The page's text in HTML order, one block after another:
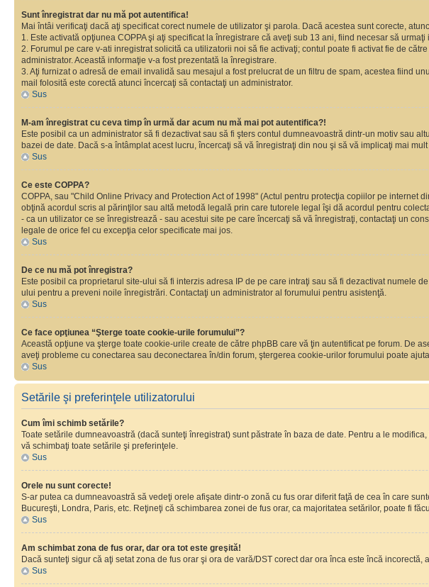
Sunt înregistrat dar nu mă pot autentifica!
Mai întâi verificaţi dacă aţi specificat corect numele de utilizator şi parola. Dacă acestea sunt corecte,
1. Este activată opţiunea COPPA şi aţi specificat la înregistrare că aveţi sub 13 ani, fiind necesar să
2. Forumul pe care v-ati inregistrat solicită ca utilizatorii noi să fie activaţi; contul poate fi activat fie de
administrator. Această informaţie v-a fost prezentată la înregistrare.
3. Aţi furnizat o adresă de email invalidă sau mesajul a fost prelucrat de un filtru de spam, acestea fiind
mail folosită este corectă atunci încercaţi să contactaţi un administrator.
Sus
M-am înregistrat cu ceva timp în urmă dar acum nu mă mai pot autentifica?!
Este posibil ca un administrator să fi dezactivat sau să fi şters contul dumneavoastră dintr-un motiv sau
bazei de date. Dacă s-a întâmplat acest lucru, încercaţi să vă înregistraţi din nou şi să vă implicaţi mai mult
Sus
Ce este COPPA?
COPPA, sau "Child Online Privacy and Protection Act of 1998" (Actul pentru protecţia copiilor pe
obţină acordul scris al părinţilor sau altă metodă legală prin care tutorele legal îşi dă acordul pentru
- ca un utilizator ce se înregistrează - sau acestui site pe care încercaţi să vă înregistraţi, contactaţi un
legale de orice fel cu excepţia celor specificate mai jos.
Sus
De ce nu mă pot înregistra?
Este posibil ca proprietarul site-ului să fi interzis adresa IP de pe care intraţi sau să fi dezactivat numele
ului pentru a preveni noile înregistrări. Contactaţi un administrator al forumului pentru asistenţă.
Sus
Ce face opţiunea “Şterge toate cookie-urile forumului”?
Această opţiune va şterge toate cookie-urile create de către phpBB care vă ţin autentificat pe forum. De
aveţi probleme cu conectarea sau deconectarea în/din forum, ştergerea cookie-urilor forumului poate
Sus
Setările şi preferinţele utilizatorului
Cum îmi schimb setările?
Toate setările dumneavoastră (dacă sunteţi înregistrat) sunt păstrate în baza de date. Pentru a le
vă schimbaţi toate setările şi preferinţele.
Sus
Orele nu sunt corecte!
S-ar putea ca dumneavoastră să vedeţi orele afişate dintr-o zonă cu fus orar diferit faţă de cea în care
Bucureşti, Londra, Paris, etc. Reţineţi că schimbarea zonei de fus orar, ca majoritatea setărilor, poate fi
Sus
Am schimbat zona de fus orar, dar ora tot este greşită!
Dacă sunteţi sigur că aţi setat zona de fus orar şi ora de vară/DST corect dar ora înca este încă
Sus